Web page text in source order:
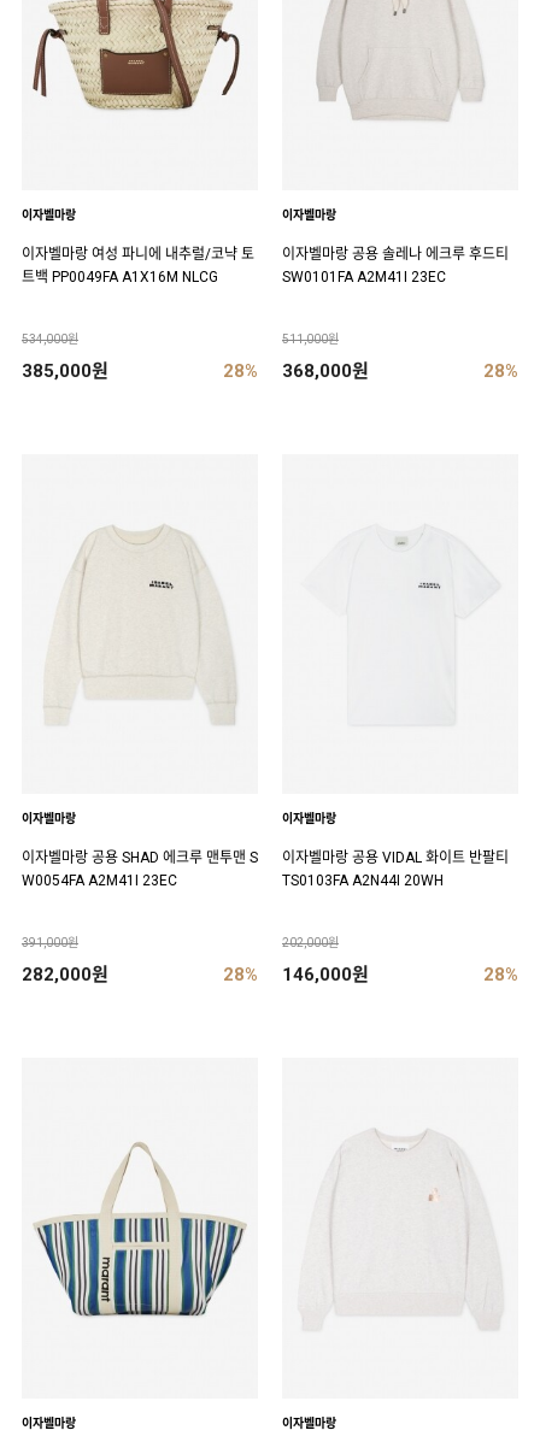
이자벨마랑
이자벨마랑 여성 파니에 내추럴/코냑 토
트백 PP0049FA A1X16M NLCG
534,000원
385,000원 28%
이자벨마랑
이자벨마랑 공용 솔레나 에크루 후드티
SW0101FA A2M41I 23EC
511,000원
368,000원 28%
이자벨마랑
이자벨마랑 공용 SHAD 에크루 맨투맨 S
W0054FA A2M41I 23EC
391,000원
282,000원 28%
이자벨마랑
이자벨마랑 공용 VIDAL 화이트 반팔티
TS0103FA A2N44I 20WH
202,000원
146,000원 28%
이자벨마랑 이자벨마랑